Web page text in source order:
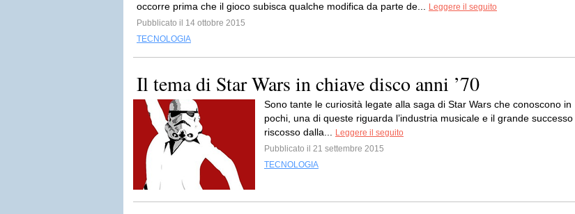
occorre prima che il gioco subisca qualche modifica da parte de...
Leggere il seguito
Pubblicato il 14 ottobre 2015
TECNOLOGIA
Il tema di Star Wars in chiave disco anni ’70
Sono tante le curiosità legate alla saga di Star Wars che conoscono in
pochi, una di queste riguarda l’industria musicale e il grande successo
riscosso dalla...
Leggere il seguito
Pubblicato il 21 settembre 2015
TECNOLOGIA